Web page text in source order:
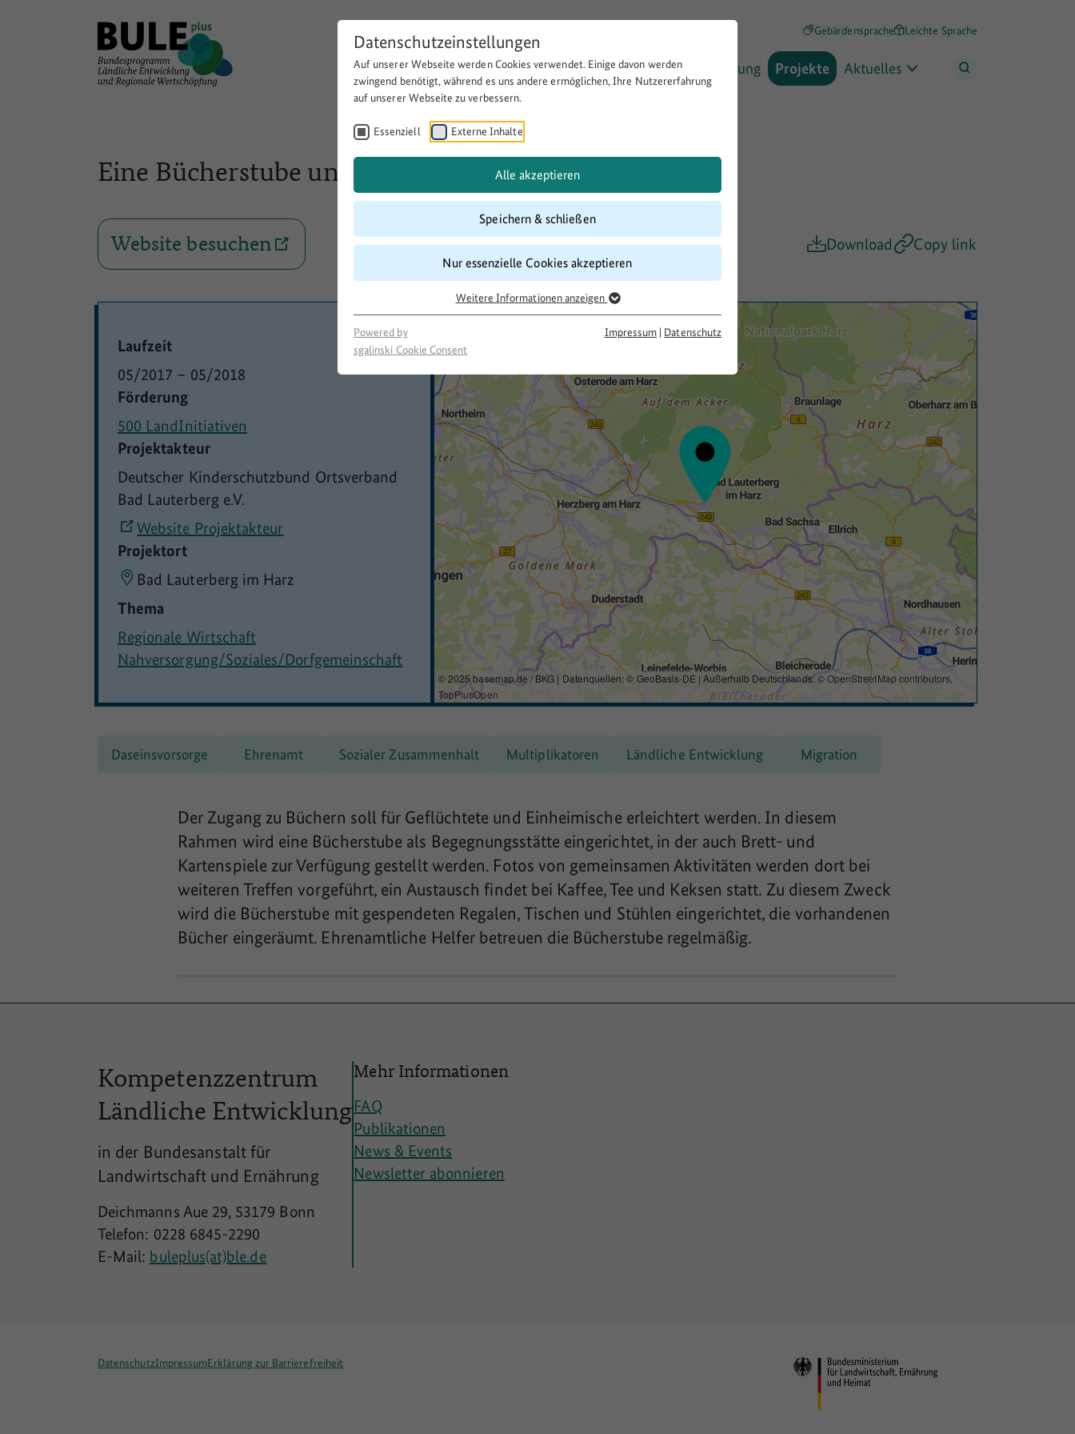
Datenschutzeinstellungen
Auf unserer Webseite werden Cookies verwendet. Einige davon werden
zwingend benötigt, während es uns andere ermöglichen, Ihre Nutzererfahrung
auf unserer Webseite zu verbessern.
Essenziell Externe Inhalte
Alle akzeptieren
Speichern & schließen
Nur essenzielle Cookies akzeptieren
Weitere Informationen anzeigen
Powered by
sgalinski Cookie Consent
Impressum | Datenschutz
Gebärdensprache Leichte Sprache
Über BULEplus Themen Förderung Projekte Aktuelles
Eine Bücherstube und Begegnungsstätte
Website besuchen Download Copy link
Laufzeit
05/2017 – 05/2018
Förderung
500 LandInitiativen
Projektakteur
Deutscher Kinderschutzbund Ortsverband
Bad Lauterberg e.V.
Website Projektakteur
Projektort
Bad Lauterberg im Harz
Thema
Regionale Wirtschaft
Nahversorgung/Soziales/Dorfgemeinschaft
© 2025 basemap.de / BKG | Datenquellen: © GeoBasis-DE | Außerhalb Deutschlands: ©OpenStreetMap contributors
TopPlusOpen
Daseinsvorsorge Ehrenamt Sozialer Zusammenhalt Multiplikatoren Ländliche Entwicklung Migration
Der Zugang zu Büchern soll für Geflüchtete und Einheimische erleichtert werden. In diesem
Rahmen wird eine Bücherstube als Begegnungsstätte eingerichtet, in der auch Brett- und
Kartenspiele zur Verfügung gestellt werden. Fotos von gemeinsamen Aktivitäten werden dort bei
weiteren Treffen vorgeführt, ein Austausch findet bei Kaffee, Tee und Keksen statt. Zu diesem Zweck
wird die Bücherstube mit gespendeten Regalen, Tischen und Stühlen eingerichtet, die vorhandenen
Bücher eingeräumt. Ehrenamtliche Helfer betreuen die Bücherstube regelmäßig.
Kompetenzzentrum
Ländliche Entwicklung
in der Bundesanstalt für
Landwirtschaft und Ernährung
Deichmanns Aue 29, 53179 Bonn
Telefon: 0228 6845-2290
E-Mail: buleplus(at)ble.de
Mehr Informationen
FAQ
Publikationen
News & Events
Newsletter abonnieren
DatenschutzImpressumErklärung zur Barrierefreiheit